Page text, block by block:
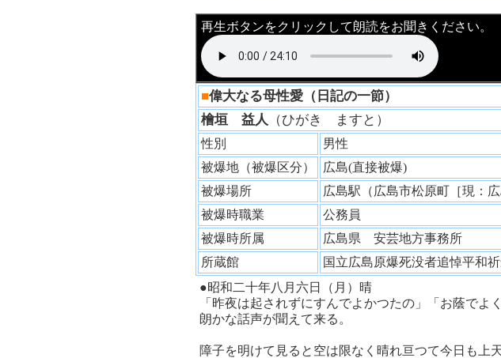
再生ボタンをクリックして朗読をお聞きください。
■偉大なる母性愛（日記の一節）
檜垣 益人 （ひがき ますと）
性別 男性
被爆地（被爆区分）
広島(直接被爆)
被爆場所
広島駅（広島市松原町［現：
被爆時職業
公務員
被爆時所属
広島県 安芸地方事務所
所蔵館
国立広島原爆死没者追悼平和
●昭和二十年八月六日（月）晴
「昨夜は起されずにすんでよかつたの」「お蔭で
朗かな話声が聞えて来る。
障子を明けて見ると空は限なく晴れ亘つて今日も上